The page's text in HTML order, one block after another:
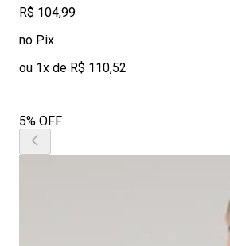
R$ 104,99
no Pix
ou 1x de R$ 110,52
5% OFF